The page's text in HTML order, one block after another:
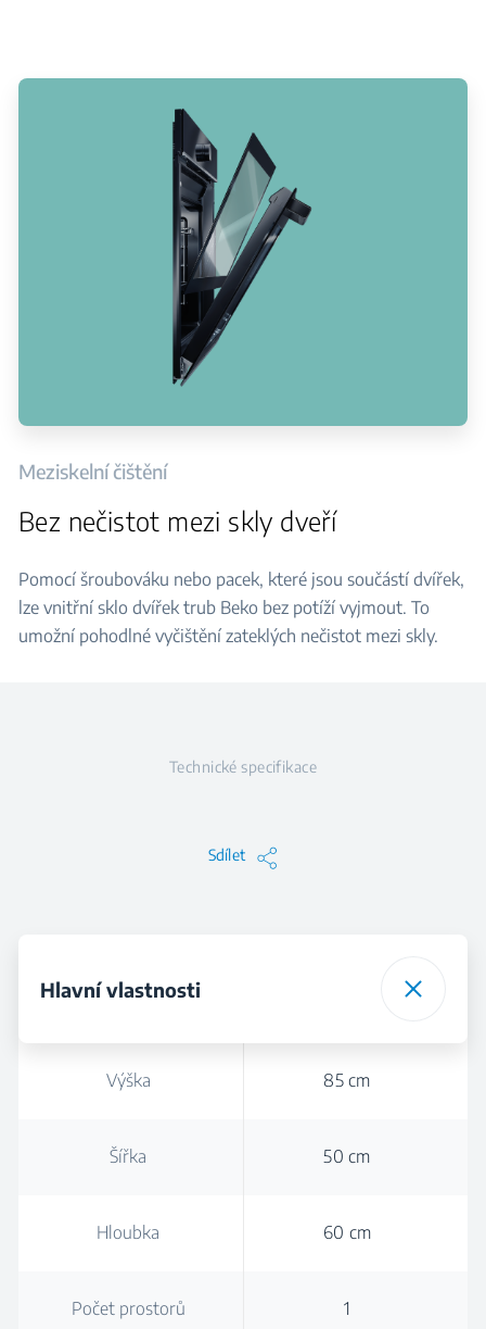
Meziskelní čištění
Bez nečistot mezi skly dveří
Pomocí šroubováku nebo pacek, které jsou součástí dvířek,
lze vnitřní sklo dvířek trub Beko bez potíží vyjmout. To
umožní pohodlné vyčištění zateklých nečistot mezi skly.
Technické specifikace
Sdílet
Hlavní vlastnosti
Výška 85 cm
Šířka 50 cm
Hloubka 60 cm
Počet prostorů 1